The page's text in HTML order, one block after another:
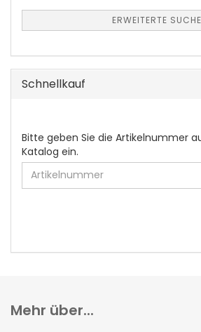
ERWEITERTE SUCHE
Schnellkauf
BITTE
GEBEN
SIE
DIE
ARTIKELNUMMER
EIN.
Bitte geben Sie die Artikelnummer
Katalog ein.
Mehr über...